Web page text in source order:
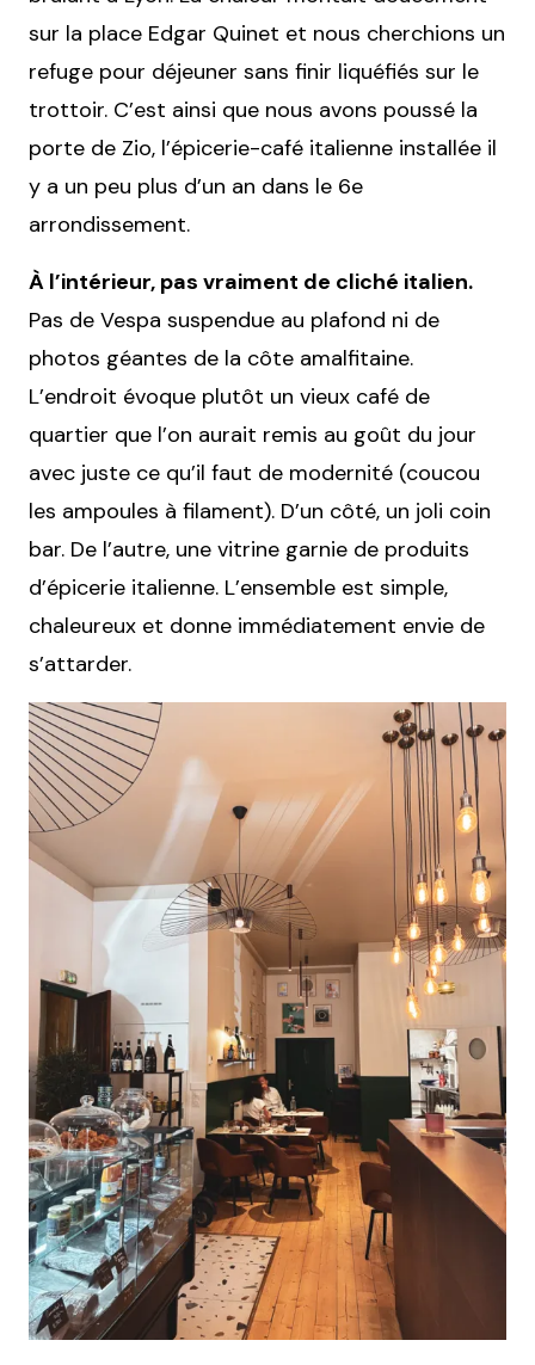
sur la place Edgar Quinet et nous cherchions un
refuge pour déjeuner sans finir liquéfiés sur le
trottoir. C’est ainsi que nous avons poussé la
porte de Zio, l’épicerie-café italienne installée il
y a un peu plus d’un an dans le 6e
arrondissement.
À l’intérieur, pas vraiment de cliché italien.
Pas de Vespa suspendue au plafond ni de
photos géantes de la côte amalfitaine.
L’endroit évoque plutôt un vieux café de
quartier que l’on aurait remis au goût du jour
avec juste ce qu’il faut de modernité (coucou
les ampoules à filament). D’un côté, un joli coin
bar. De l’autre, une vitrine garnie de produits
d’épicerie italienne. L’ensemble est simple,
chaleureux et donne immédiatement envie de
s’attarder.